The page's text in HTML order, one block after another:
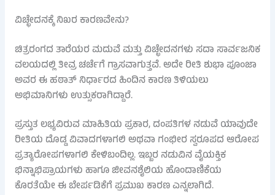
ವಿಚ್ಛೇದನಕ್ಕೆ ನಿಖರ ಕಾರಣವೇನು?
ಚಿತ್ರರಂಗದ ತಾರೆಯರ ಮದುವೆ ಮತ್ತು ವಿಚ್ಛೇದನಗಳು ಸದಾ ಸಾರ್ವಜನಿಕ
ವಲಯದಲ್ಲಿ ತೀವ್ರ ಚರ್ಚೆಗೆ ಗ್ರಾಸವಾಗುತ್ತವೆ. ಅದೇ ರೀತಿ ಶುಭಾ ಪೂಂಜಾ
ಅವರ ಈ ಹಠಾತ್ ನಿರ್ಧಾರದ ಹಿಂದಿನ ಕಾರಣ ತಿಳಿಯಲು
ಅಭಿಮಾನಿಗಳು ಉತ್ಸುಕರಾಗಿದ್ದಾರೆ.
ಪ್ರಸ್ತುತ ಲಭ್ಯವಿರುವ ಮಾಹಿತಿಯ ಪ್ರಕಾರ, ದಂಪತಿಗಳ ನಡುವೆ ಯಾವುದೇ
ರೀತಿಯ ದೊಡ್ಡ ವಿವಾದಗಳಾಗಲಿ ಅಥವಾ ಗಂಭೀರ ಸ್ವರೂಪದ ಆರೋಪ
ಪ್ರತ್ಯಾರೋಪಗಳಾಗಲಿ ಕೇಳಿಬಂದಿಲ್ಲ. ಇಬ್ಬರ ನಡುವಿನ ವೈಯಕ್ತಿಕ
ಭಿನ್ನಾಭಿಪ್ರಾಯಗಳು ಹಾಗೂ ಜೀವನಶೈಲಿಯ ಹೊಂದಾಣಿಕೆಯ
ಕೊರತೆಯೇ ಈ ಬೇರ್ಪಡಿಕೆಗೆ ಪ್ರಮುಖ ಕಾರಣ ಎನ್ನಲಾಗಿದೆ.